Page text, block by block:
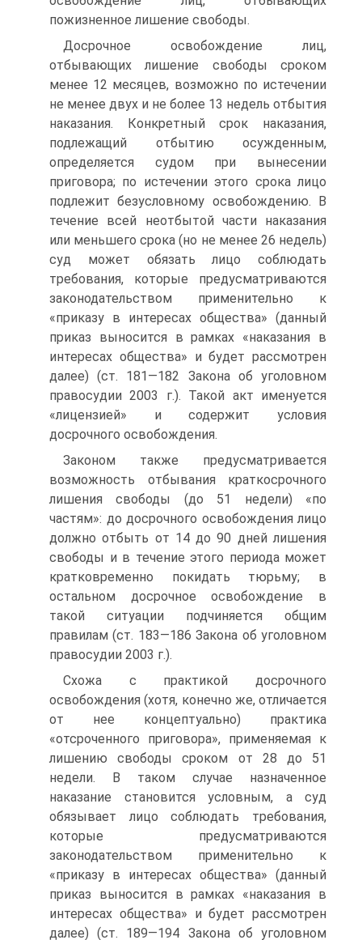
пожизненное лишение свободы.
Досрочное освобождение лиц,
отбывающих лишение свободы сроком
менее 12 месяцев, возможно по истечении
не менее двух и не более 13 недель отбытия
наказания. Конкретный срок наказания,
подлежащий отбытию осужденным,
определяется судом при вынесении
приговора; по истечении этого срока лицо
подлежит безусловному освобождению. В
течение всей неотбытой части наказания
или меньшего срока (но не менее 26 недель)
суд может обязать лицо соблюдать
требования, которые предусматриваются
законодательством применительно к
«приказу в интересах общества» (данный
приказ выносится в рамках «наказания в
интересах общества» и будет рассмотрен
далее) (ст. 181—182 Закона об уголовном
правосудии 2003 г.). Такой акт именуется
«лицензией» и содержит условия
досрочного освобождения.
Законом также предусматривается
возможность отбывания краткосрочного
лишения свободы (до 51 недели) «по
частям»: до досрочного освобождения лицо
должно отбыть от 14 до 90 дней лишения
свободы и в течение этого периода может
кратковременно покидать тюрьму; в
остальном досрочное освобождение в
такой ситуации подчиняется общим
правилам (ст. 183—186 Закона об уголовном
правосудии 2003 г.).
Схожа с практикой досрочного
освобождения (хотя, конечно же, отличается
от нее концептуально) практика
«отсроченного приговора», применяемая к
лишению свободы сроком от 28 до 51
недели. В таком случае назначенное
наказание становится условным, а суд
обязывает лицо соблюдать требования,
которые предусматриваются
законодательством применительно к
«приказу в интересах общества» (данный
приказ выносится в рамках «наказания в
интересах общества» и будет рассмотрен
далее) (ст. 189—194 Закона об уголовном